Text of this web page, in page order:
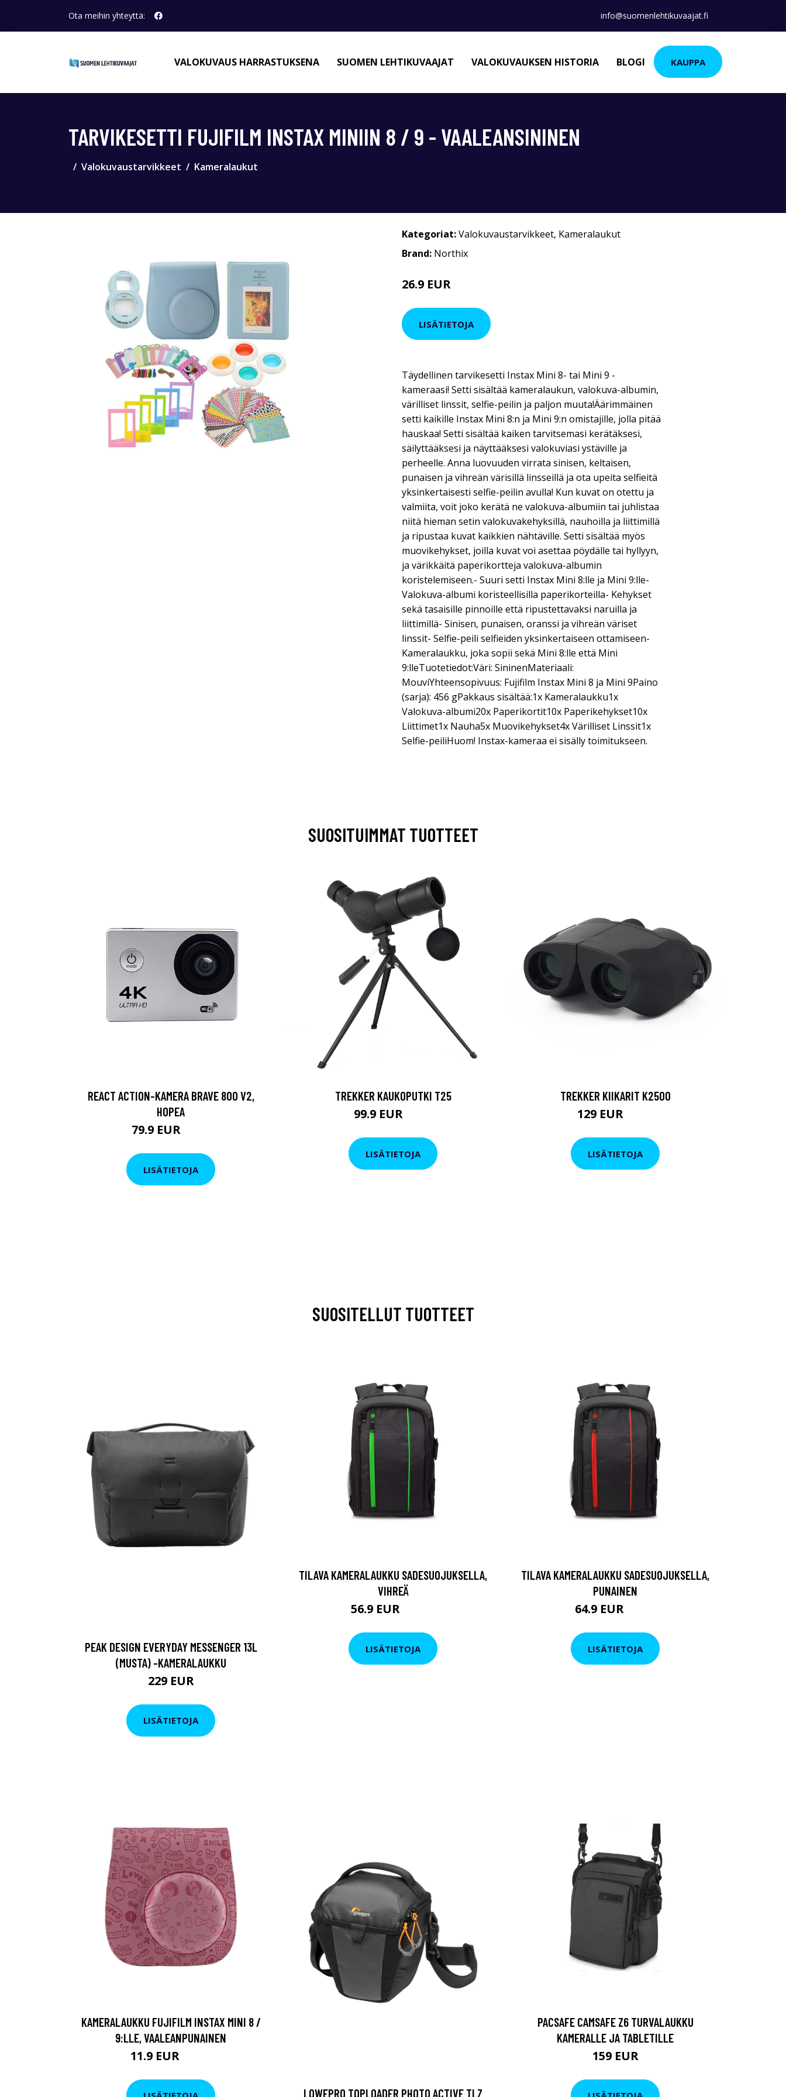
Ota meihin yhteyttä: info@suomenlehtikuvaajat.fi
VALOKUVAUS HARRASTUKSENA SUOMEN LEHTIKUVAAJAT VALOKUVAUKSEN HISTORIA BLOGI KAUPPA
TARVIKESETTI FUJIFILM INSTAX MINIIN 8 / 9 - VAALEANSININEN
Valokuvaustarvikkeet Kameralaukut
Kategoriat:Valokuvaustarvikkeet, Kameralaukut
Brand: Northix
26.9 EUR
LISÄTIETOJA
Täydellinen tarvikesetti Instax Mini 8- tai Mini 9 -
kameraasi! Setti sisältää kameralaukun, valokuva-albumin,
värilliset linssit, selfie-peilin ja paljon muuta!Äärimmäinen
setti kaikille Instax Mini 8:n ja Mini 9:n omistajille, jolla pitää
hauskaa! Setti sisältää kaiken tarvitsemasi kerätäksesi,
säilyttääksesi ja näyttääksesi valokuviasi ystäville ja
perheelle. Anna luovuuden virrata sinisen, keltaisen,
punaisen ja vihreän värisillä linsseillä ja ota upeita selfieitä
yksinkertaisesti selfie-peilin avulla! Kun kuvat on otettu ja
valmiita, voit joko kerätä ne valokuva-albumiin tai juhlistaa
niitä hieman setin valokuvakehyksillä, nauhoilla ja liittimillä
ja ripustaa kuvat kaikkien nähtäville. Setti sisältää myös
muovikehykset, joilla kuvat voi asettaa pöydälle tai hyllyyn,
ja värikkäitä paperikortteja valokuva-albumin
koristelemiseen.- Suuri setti Instax Mini 8:lle ja Mini 9:lle-
Valokuva-albumi koristeellisilla paperikorteilla- Kehykset
sekä tasaisille pinnoille että ripustettavaksi naruilla ja
liittimillä- Sinisen, punaisen, oranssi ja vihreän väriset
linssit- Selfie-peili selfieiden yksinkertaiseen ottamiseen-
Kameralaukku, joka sopii sekä Mini 8:lle että Mini
9:lleTuotetiedot:Väri: SininenMateriaali:
MouviYhteensopivuus: Fujifilm Instax Mini 8 ja Mini 9Paino
(sarja): 456 gPakkaus sisältää:1x Kameralaukku1x
Valokuva-albumi20x Paperikortit10x Paperikehykset10x
Liittimet1x Nauha5x Muovikehykset4x Värilliset Linssit1x
Selfie-peiliHuom! Instax-kameraa ei sisälly toimitukseen.
SUOSITUIMMAT TUOTTEET
REACT ACTION-KAMERA BRAVE 800 V2,
HOPEA
79.9 EUR
LISÄTIETOJA
TREKKER KAUKOPUTKI T25
99.9 EUR
LISÄTIETOJA
TREKKER KIIKARIT K2500
129 EUR
LISÄTIETOJA
SUOSITELLUT TUOTTEET
PEAK DESIGN EVERYDAY MESSENGER 13L
(MUSTA) -KAMERALAUKKU
229 EUR
LISÄTIETOJA
TILAVA KAMERALAUKKU SADESUOJUKSELLA,
VIHREÄ
56.9 EUR
LISÄTIETOJA
TILAVA KAMERALAUKKU SADESUOJUKSELLA,
PUNAINEN
64.9 EUR
LISÄTIETOJA
KAMERALAUKKU FUJIFILM INSTAX MINI 8 /
9:LLE, VAALEANPUNAINEN
11.9 EUR
LOWEPRO TOPLOADER PHOTO ACTIVE TLZ
PACSAFE CAMSAFE Z6 TURVALAUKKU
KAMERALLE JA TABLETILLE
159 EUR